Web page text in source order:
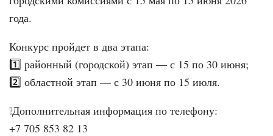
года.
Конкурс пройдет в два этапа:
1️⃣ районный (городской) этап — с 15 по 30 июня;
2️⃣ областной этап — с 30 июня по 15 июля.
❕Дополнительная информация по телефону:
+7 705 853 82 13